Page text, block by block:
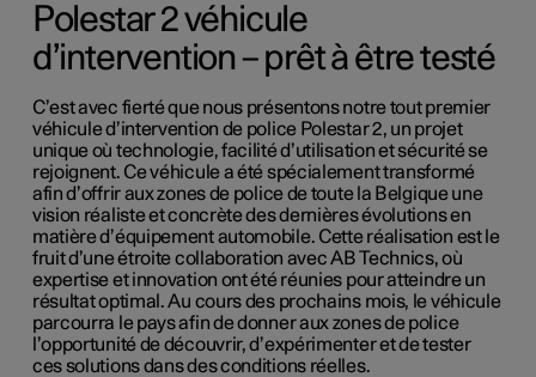
Polestar 2 véhicule
d’intervention – prêt à être testé
C’est avec fierté que nous présentons notre tout premier
véhicule d’intervention de police Polestar 2, un projet
unique où technologie, facilité d’utilisation et sécurité se
rejoignent. Ce véhicule a été spécialement transformé
afin d’offrir aux zones de police de toute la Belgique une
vision réaliste et concrète des dernières évolutions en
matière d’équipement automobile. Cette réalisation est le
fruit d’une étroite collaboration avec AB Technics, où
expertise et innovation ont été réunies pour atteindre un
résultat optimal. Au cours des prochains mois, le véhicule
parcourra le pays afin de donner aux zones de police
l’opportunité de découvrir, d’expérimenter et de tester
ces solutions dans des conditions réelles.